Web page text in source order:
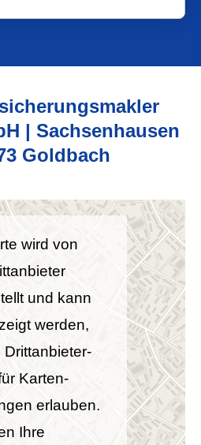
| Sachsenhausen
Goldbach
wird von
und kann
werden,
Karten-
erlauben.
Ihre